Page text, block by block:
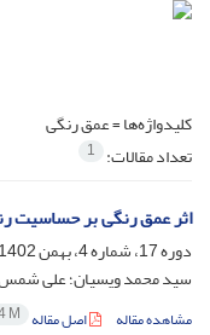
کلیدواژه‌ها =عمق رنگی
تعداد مقالات: 1
اثر عمق رنگی بر حساسیت
دوره 17، شماره 4، بهمن 1402، صفحه
سید محمد ویسیان؛ علی شمس
مشاهده مقاله اصل مقاله M